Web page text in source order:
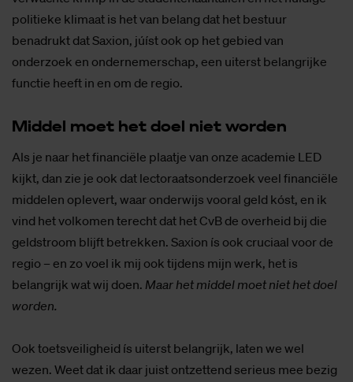
politieke klimaat is het van belang dat het bestuur
benadrukt dat Saxion, júíst ook op het gebied van
onderzoek en ondernemerschap, een uiterst belangrijke
functie heeft in en om de regio.
Mid­del moet het doel niet wor­den
Als je naar het financiële plaatje van onze academie LED
kijkt, dan zie je ook dat lectoraatsonderzoek veel financiële
middelen oplevert, waar onderwijs vooral geld kóst, en ik
vind het volkomen terecht dat het CvB de overheid bij die
geldstroom blijft betrekken. Saxion ís ook cruciaal voor de
regio – en zo voel ik mij ook tijdens mijn werk, het is
belangrijk wat wij doen. Maar het middel moet niet het doel
worden.
Ook toetsveiligheid ís uiterst belangrijk, laten we wel
wezen. Weet dat ik daar juist ontzettend serieus mee bezig